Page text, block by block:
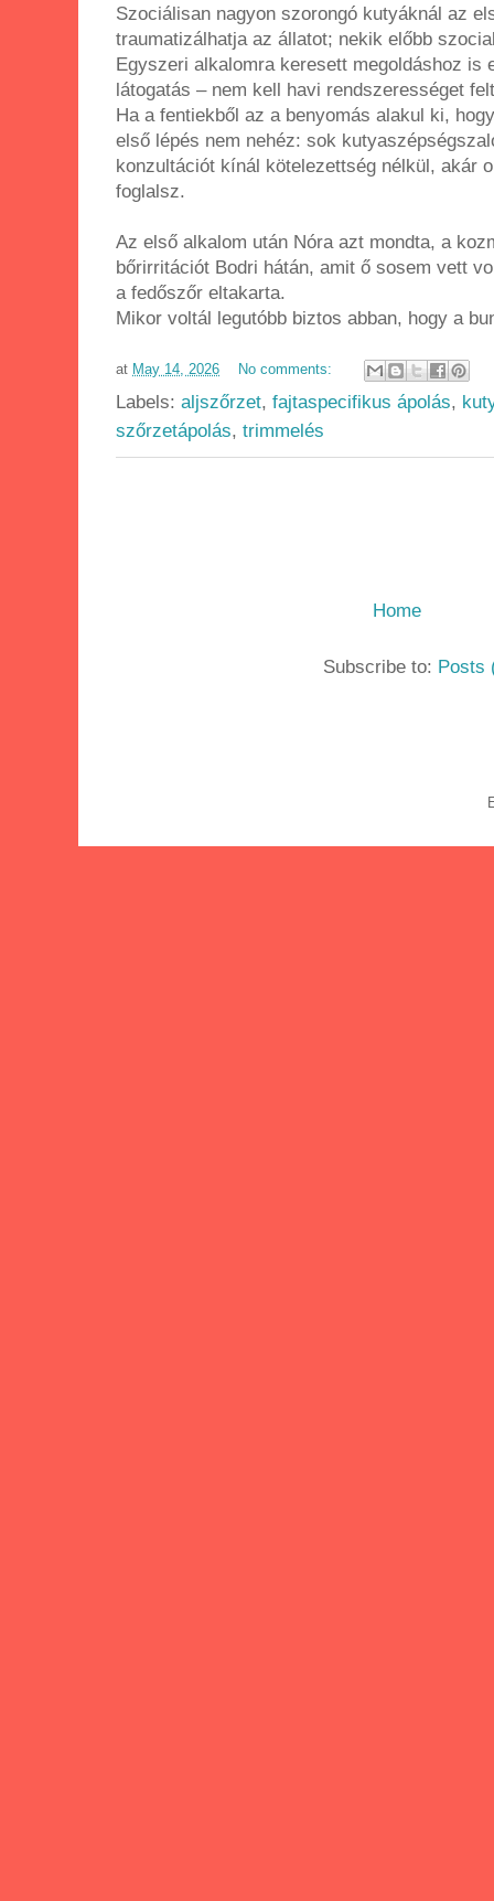
Szociálisan nagyon szorongó kutyáknál az
traumatizálhatja az állatot; nekik előbb
Egyszeri alkalomra keresett megoldáshoz is
látogatás – nem kell havi rendszerességet
Ha a fentiekből az a benyomás alakul ki,
első lépés nem nehéz: sok
konzultációt kínál kötelezettség nélkül, akár
foglalsz.
Az első alkalom után Nóra azt mondta, a
bőrirritációt Bodri hátán, amit ő sosem vett
a fedőszőr eltakarta.
Mikor voltál legutóbb biztos abban, hogy a
at May 14, 2026 No comments:
Labels: aljszőrzet, fajtaspecifikus ápolás,
szőrzetápolás, trimmelés
Home
Subscribe to: Posts